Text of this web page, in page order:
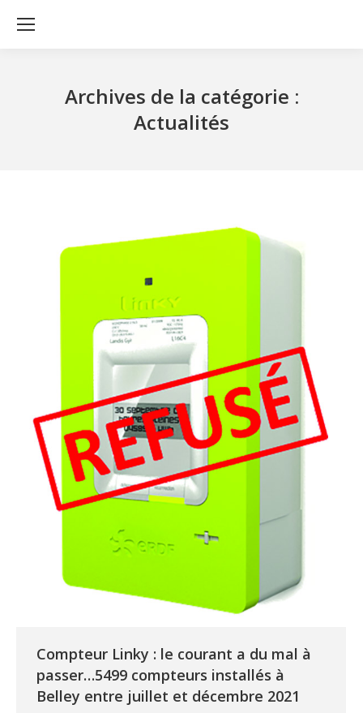
Archives de la catégorie :
Actualités
Compteur Linky : le courant a du mal à
passer…5499 compteurs installés à
Belley entre juillet et décembre 2021